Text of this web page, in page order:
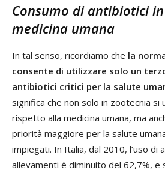
Consumo di antibiotici
medicina umana
In tal senso, ricordiamo che la
consente di utilizzare solo un
antibiotici critici per la salute
significa che non solo in zootecnia si
rispetto alla medicina umana, ma
priorità maggiore per la salute
impiegati. In Italia, dal 2010, l’uso di
allevamenti è diminuito del 62,7%, e